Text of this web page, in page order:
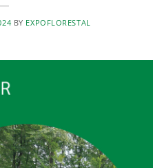
BY EXPOFLORESTAL